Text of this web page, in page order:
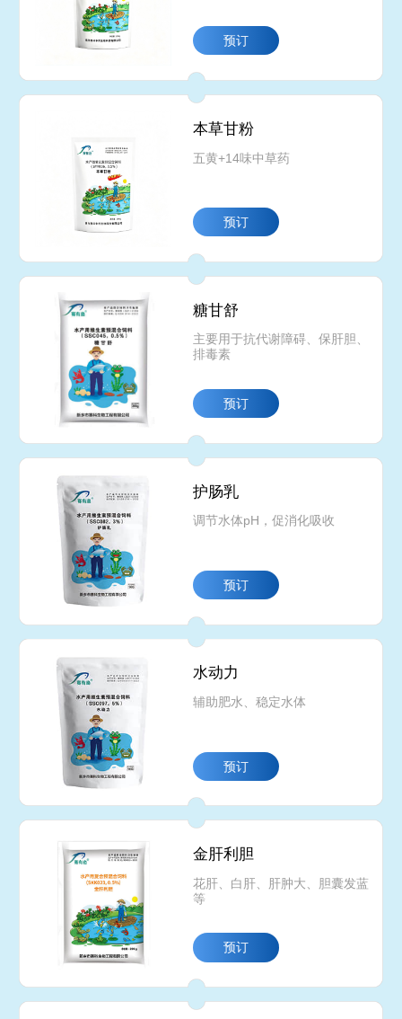
预订
本草甘粉
五黄+14味中草药
预订
糖甘舒
主要用于抗代谢障碍、保肝胆、
排毒素
预订
护肠乳
调节水体pH，促消化吸收
预订
水动力
辅助肥水、稳定水体
预订
金肝利胆
花肝、白肝、肝肿大、胆囊发蓝
等
预订